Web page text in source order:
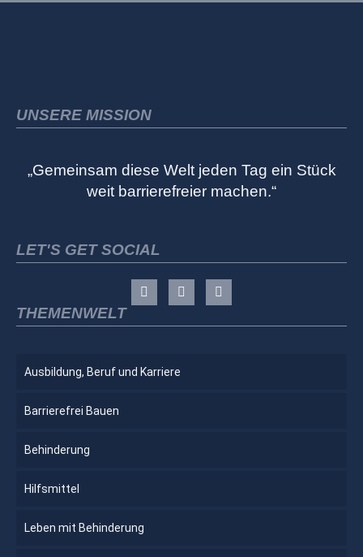
UNSERE MISSION
„Gemeinsam diese Welt jeden Tag ein Stück
weit barrierefreier machen.“
LET'S GET SOCIAL
THEMENWELT
Ausbildung, Beruf und Karriere
Barrierefrei Bauen
Behinderung
Hilfsmittel
Leben mit Behinderung